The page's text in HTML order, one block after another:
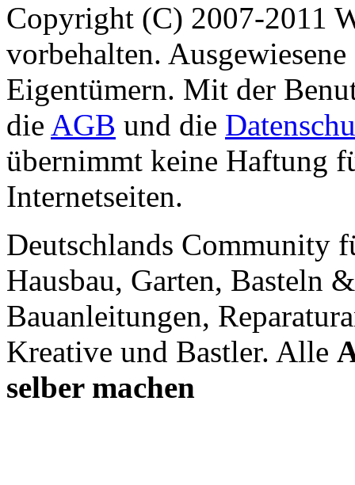
Copyright (C) 2007-2011
vorbehalten.
Eigentümern. Mit der
die AGB und die
übernimmt keine Haftung
Internetseiten.
Deutschlands Community
Hausbau, Garten, Basteln
Bauanleitungen,
Kreative und Bastler. Alle
selber machen